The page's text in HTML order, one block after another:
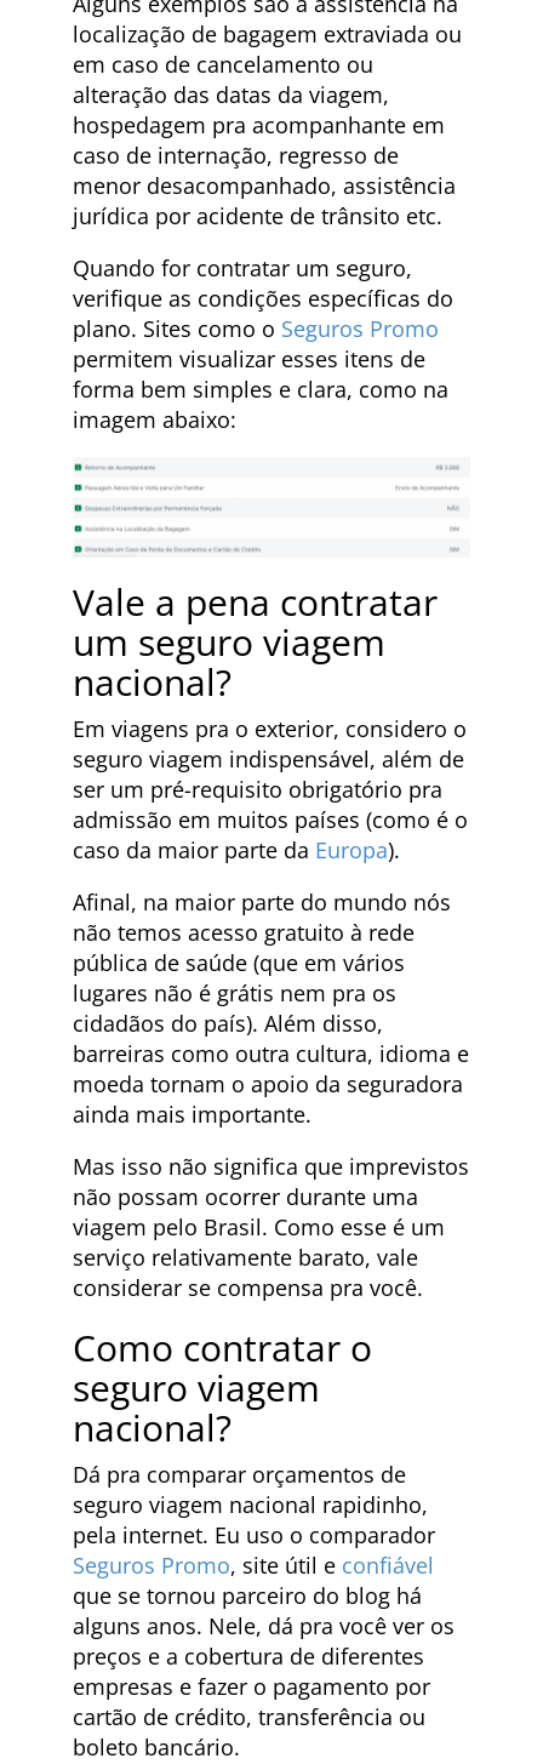
localização de bagagem extraviada ou
em caso de cancelamento ou
alteração das datas da viagem,
hospedagem pra acompanhante em
caso de internação, regresso de
menor desacompanhado, assistência
jurídica por acidente de trânsito etc.
Quando for contratar um seguro,
verifique as condições específicas do
plano. Sites como o Seguros Promo
permitem visualizar esses itens de
forma bem simples e clara, como na
imagem abaixo:
Vale a pena contratar
um seguro viagem
nacional?
Em viagens pra o exterior, considero o
seguro viagem indispensável, além de
ser um pré-requisito obrigatório pra
admissão em muitos países (como é o
caso da maior parte da Europa).
Afinal, na maior parte do mundo nós
não temos acesso gratuito à rede
pública de saúde (que em vários
lugares não é grátis nem pra os
cidadãos do país). Além disso,
barreiras como outra cultura, idioma e
moeda tornam o apoio da seguradora
ainda mais importante.
Mas isso não significa que imprevistos
não possam ocorrer durante uma
viagem pelo Brasil. Como esse é um
serviço relativamente barato, vale
considerar se compensa pra você.
Como contratar o
seguro viagem
nacional?
Dá pra comparar orçamentos de
seguro viagem nacional rapidinho,
pela internet. Eu uso o comparador
Seguros Promo, site útil e confiável
que se tornou parceiro do blog há
alguns anos. Nele, dá pra você ver os
preços e a cobertura de diferentes
empresas e fazer o pagamento por
cartão de crédito, transferência ou
boleto bancário.